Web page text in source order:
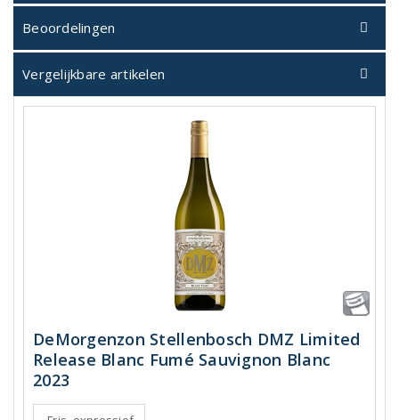
Beoordelingen
Vergelijkbare artikelen
DeMorgenzon Stellenbosch DMZ Limited
Release Blanc Fumé Sauvignon Blanc
2023